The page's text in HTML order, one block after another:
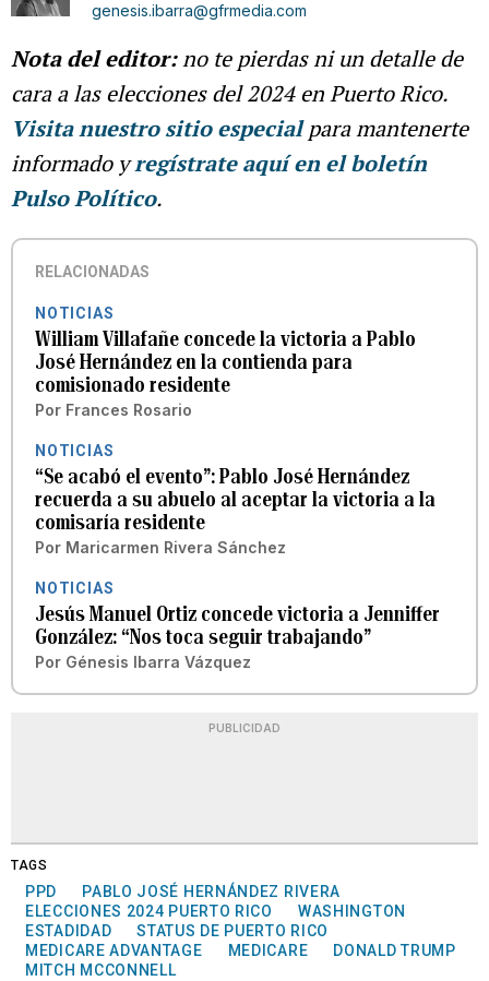
genesis.ibarra@gfrmedia.com
Nota del editor:no te pierdas ni un detalle de
cara a las elecciones del 2024 en Puerto Rico.
Visita nuestro sitio especialpara mantenerte
informado yregístrate aquí en el boletín
Pulso Político.
RELACIONADAS
NOTICIAS
William Villafañe concede la victoria a Pablo
José Hernández en la contienda para
comisionado residente
Por Frances Rosario
NOTICIAS
“Se acabó el evento”: Pablo José Hernández
recuerda a su abuelo al aceptar la victoria a la
comisaría residente
Por Maricarmen Rivera Sánchez
NOTICIAS
Jesús Manuel Ortiz concede victoria a Jenniffer
González: “Nos toca seguir trabajando”
Por Génesis Ibarra Vázquez
PUBLICIDAD
TAGS
PPD
PABLO JOSÉ HERNÁNDEZ RIVERA
ELECCIONES 2024 PUERTO RICO
WASHINGTON
ESTADIDAD
STATUS DE PUERTO RICO
MEDICARE ADVANTAGE
MEDICARE
DONALD TRUMP
MITCH MCCONNELL